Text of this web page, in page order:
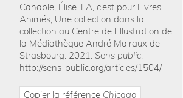
Canaple, Élise. LA, c’est pour Livres
Animés, Une collection dans la
collection au Centre de l’illustration de
la Médiathèque André Malraux de
Strasbourg. 2021. Sens public.
http://sens-public.org/articles/1504/
Copier la référence Chicago